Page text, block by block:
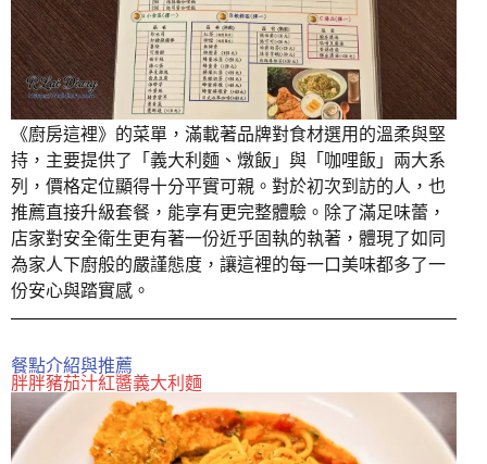
《廚房這裡》的菜單，滿載著品牌對食材選用的溫柔與堅
持，主要提供了「義大利麵、燉飯」與「咖哩飯」兩大系
列，價格定位顯得十分平實可親。對於初次到訪的人，也
推薦直接升級套餐，能享有更完整體驗。除了滿足味蕾，
店家對安全衛生更有著一份近乎固執的執著，體現了如同
為家人下廚般的嚴謹態度，讓這裡的每一口美味都多了一
份安心與踏實感。
餐點介紹與推薦
胖胖豬茄汁紅醬義大利麵